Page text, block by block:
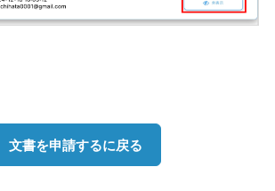
文書を申請するに戻る